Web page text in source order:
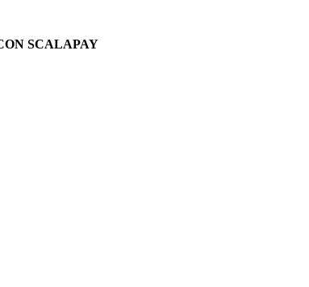
SCALAPAY